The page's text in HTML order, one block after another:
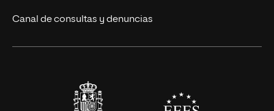
Eventos
Canal de consultas y denuncias